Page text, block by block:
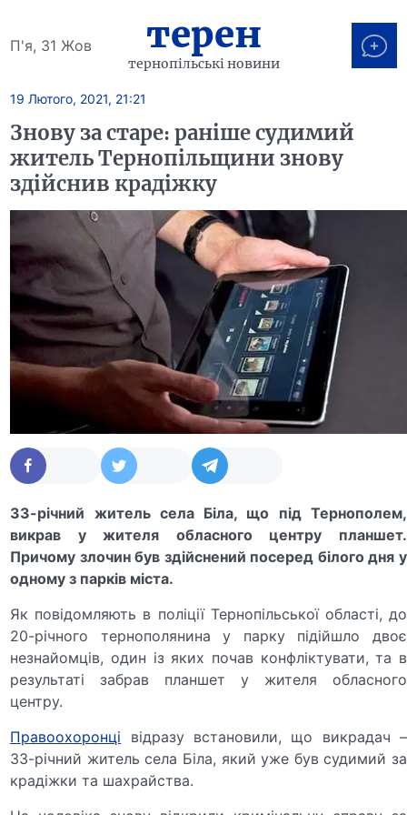
П'я, 31 Жов терен
тернопільські новини
19 Лютого, 2021, 21:21
Знову за старе: раніше судимий
житель Тернопільщини знову
здійснив крадіжку
33-річний житель села Біла, що під Тернополем,
викрав у жителя обласного центру планшет.
Причому злочин був здійснений посеред білого дня у
одному з парків міста.
Як повідомляють в поліції Тернопільської області, до
20-річного тернополянина у парку підійшло двоє
незнайомців, один із яких почав конфліктувати, та в
результаті забрав планшет у жителя обласного
центру.
Правоохоронці
відразу встановили, що викрадач –
33-річний житель села Біла, який уже був судимий за
крадіжки та шахрайства.